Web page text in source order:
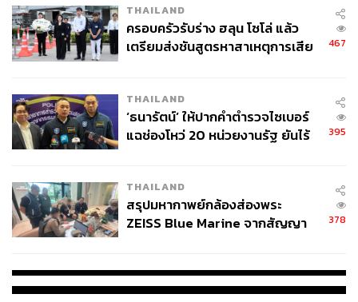
THAILAND
ครอบครัวรับร่าง ฮลุน โซโล่ แล้ว
เตรียมส่งชันสูตรหาสาเหตุการเสีย
467
THAILAND
‘ธนารัตน์’ ให้ปากคำตำรวจไซเบอร์
แฉช่องโหว่ 20 หน่วยงานรัฐ ยันไร้
395
THAILAND
สรุปมหากาพย์กล้องส่องพระ
ZEISS Blue Marine จากสัญญา
จ่ายหนี้-แอบระบุแบรนด์
378